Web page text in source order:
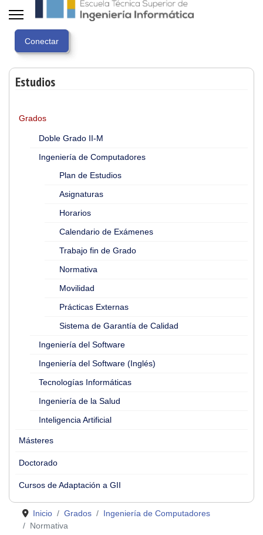
Estudios
Grados
Doble Grado II-M
Ingeniería de Computadores
Plan de Estudios
Asignaturas
Horarios
Calendario de Exámenes
Trabajo fin de Grado
Normativa
Movilidad
Prácticas Externas
Sistema de Garantía de Calidad
Ingeniería del Software
Ingeniería del Software (Inglés)
Tecnologías Informáticas
Ingeniería de la Salud
Inteligencia Artificial
Másteres
Doctorado
Cursos de Adaptación a GII
Inicio Grados
Ingeniería de Computadores
Normativa